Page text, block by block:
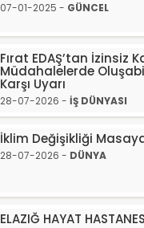
07-01-2025 - GÜNCEL
Fırat EDAŞ’tan İzinsiz
Müdahalelerde
Karşı Uyarı
28-07-2026 - İŞ DÜNYASI
İklim Değişikliği Masaya
28-07-2026 - DÜNYA
ELAZIĞ HAYAT